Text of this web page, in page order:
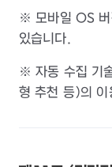
※ 모바일 OS 버
있습니다.
※ 자동 수집 기
형 추천 등)의 이